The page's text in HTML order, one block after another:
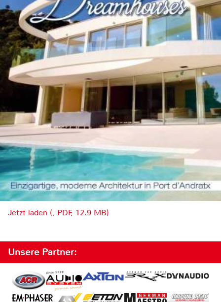
Jetzt laden (, PDF, 12.9 MB)
Unsere Partner: